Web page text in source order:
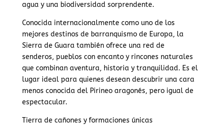
agua y una biodiversidad sorprendente.
Conocida internacionalmente como uno de los
mejores destinos de barranquismo de Europa, la
Sierra de Guara también ofrece una red de
senderos, pueblos con encanto y rincones naturales
que combinan aventura, historia y tranquilidad. Es el
lugar ideal para quienes desean descubrir una cara
menos conocida del Pirineo aragonés, pero igual de
espectacular.
Tierra de cañones y formaciones únicas